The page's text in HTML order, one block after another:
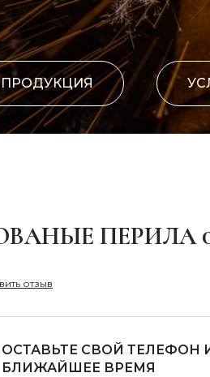
ПРОДУКЦИЯ
ПЕРИЛА
отзыв
ОСТАВЬТЕ СВОЙ
БЛИЖАЙШЕЕ ВРЕМЯ